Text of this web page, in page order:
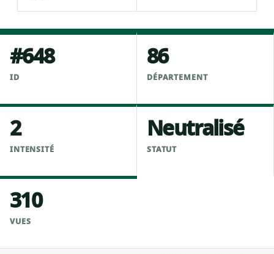
#648
ID
86
DÉPARTEMENT
2
INTENSITÉ
Neutralisé
STATUT
310
VUES